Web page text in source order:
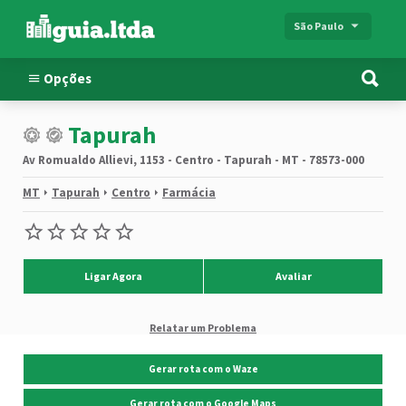
São Paulo
Opções
Tapurah
Av Romualdo Allievi, 1153 - Centro - Tapurah - MT - 78573-000
MT Tapurah Centro Farmácia
Ligar Agora Avaliar
Relatar um Problema
Gerar rota com o Waze
Gerar rota com o Google Maps